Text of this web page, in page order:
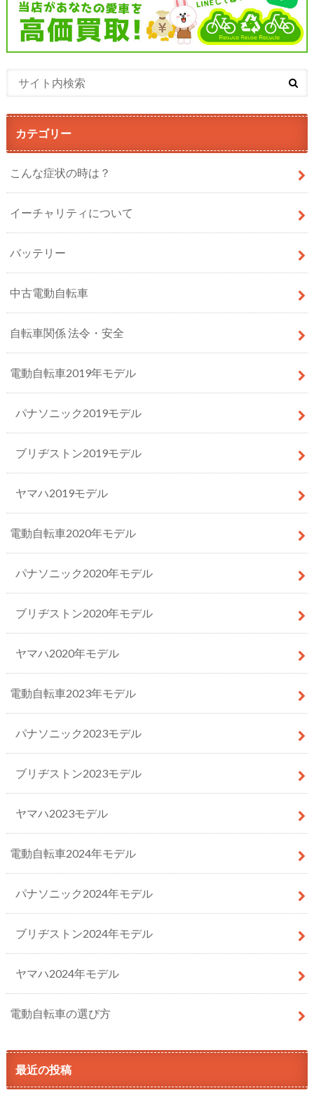
カテゴリー
こんな症状の時は？
イーチャリティについて
バッテリー
中古電動自転車
自転車関係 法令・安全
電動自転車2019年モデル
パナソニック2019モデル
ブリヂストン2019モデル
ヤマハ2019モデル
電動自転車2020年モデル
パナソニック2020年モデル
ブリヂストン2020年モデル
ヤマハ2020年モデル
電動自転車2023年モデル
パナソニック2023モデル
ブリヂストン2023モデル
ヤマハ2023モデル
電動自転車2024年モデル
パナソニック2024年モデル
ブリヂストン2024年モデル
ヤマハ2024年モデル
電動自転車の選び方
最近の投稿